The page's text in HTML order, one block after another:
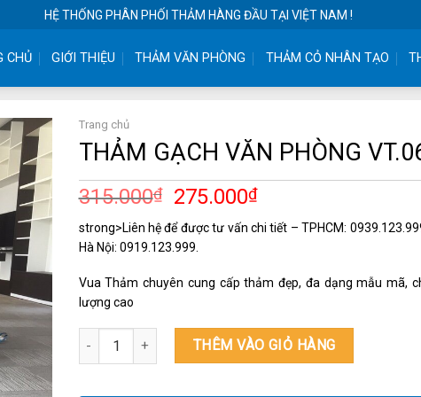
HỆ THỐNG PHÂN PHỐI THẢM HÀNG ĐẦU TẠI VIỆT NAM !
CHỦ GIỚI THIỆU THẢM VĂN PHÒNG THẢM CỎ NHÂN TẠO
Trang chủ
THẢM GẠCH VĂN PHÒNG
315.000₫ 275.000₫
strong>Liên hệ để được tư vấn chi tiết – TPHCM:
Hà Nội: 0919.123.999.
Vua Thảm chuyên cung cấp thảm đẹp, đa dạng mẫu mã,
lượng cao
THẢM GẠCH VĂN PHÒNG VT.06 số lượng
THÊM VÀO GIỎ HÀNG